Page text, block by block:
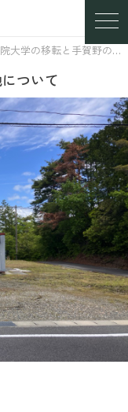
中京学院大学の移転と手賀野の土地について
ついて